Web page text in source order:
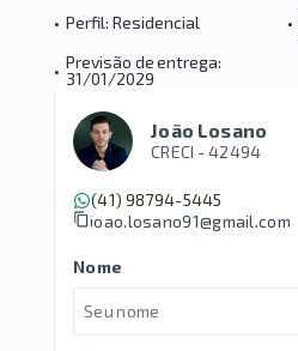
• Perfil: Residencial •
• Previsão de entrega:
31/01/2029
João Losano
CRECI -42494
(41) 98794-5445
joao.losano91@gmail.com
Nome